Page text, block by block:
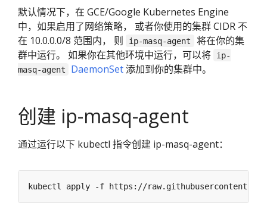
默认情况下，在 GCE/Google Kubernetes Engine
中，如果启用了网络策略， 或者你使用的集群 CIDR 不
在 10.0.0.0/8 范围内， 则
ip-masq-agent
将在你的集
群中运行。 如果你在其他环境中运行，可以将
ip-
masq-agent
DaemonSet添加到你的集群中。
创建 ip-masq-agent
通过运行以下 kubectl 指令创建 ip-masq-agent：